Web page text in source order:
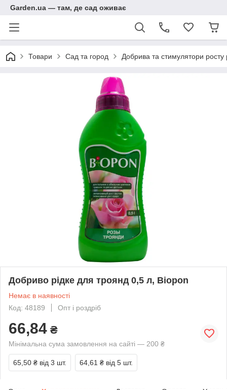
Garden.ua — там, де сад оживає
Товари Сад та город Добрива та стимулятори росту
Добриво рідке для троянд 0,5 л, Biopon
Немає в наявності
Код: 48189
Опт і роздріб
66,84 ₴
Мінімальна сума замовлення на сайті — 200 ₴
65,50 ₴ від 3 шт. 64,61 ₴ від 5 шт.